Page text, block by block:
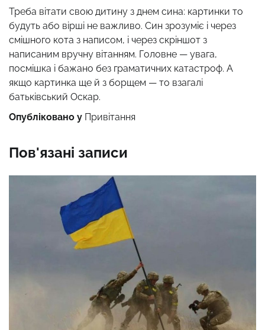
Треба вітати свою дитину з днем сина: картинки то
будуть або вірші не важливо. Син зрозуміє і через
смішного кота з написом, і через скріншот з
написаним вручну вітанням. Головне — увага,
посмішка і бажано без граматичних катастроф. А
якщо картинка ще й з борщем — то взагалі
батьківський Оскар.
Опубліковано у Привітання
Пов'язані записи